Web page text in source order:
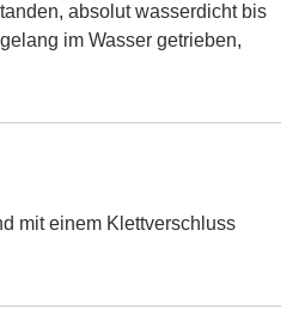
absolut wasserdicht bis
im Wasser getrieben,
mit einem Klettverschluss